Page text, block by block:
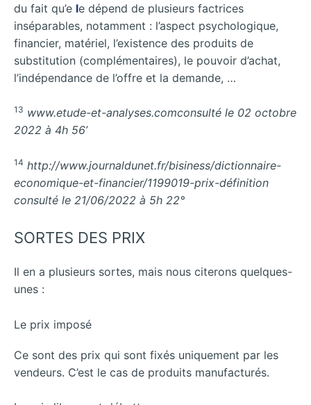
du fait qu’e le dépend de plusieurs factrices
inséparables, notamment : l’aspect psychologique,
financier, matériel, l’existence des produits de
substitution (complémentaires), le pouvoir d’achat,
l’indépendance de l’offre et la demande, …
13 www.etude-et-analyses.comconsulté le 02 octobre
2022 à 4h 56’
14 http://www.journaldunet.fr/bisiness/dictionnaire-
economique-et-financier/1199019-prix-définition
consulté le 21/06/2022 à 5h 22°
SORTES DES PRIX
Il en a plusieurs sortes, mais nous citerons quelques-
unes :
Le prix imposé
Ce sont des prix qui sont fixés uniquement par les
vendeurs. C’est le cas de produits manufacturés.